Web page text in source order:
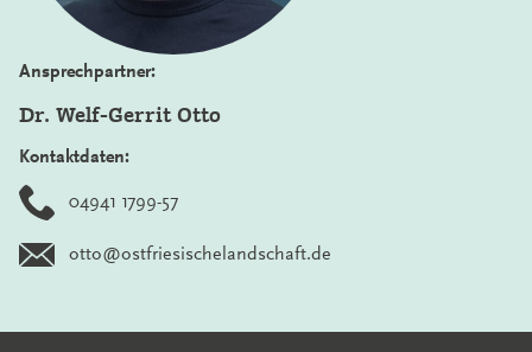
Ansprechpartner:
Dr. Welf-Gerrit Otto
Kontaktdaten:
04941 1799-57
otto@ostfriesischelandschaft.de